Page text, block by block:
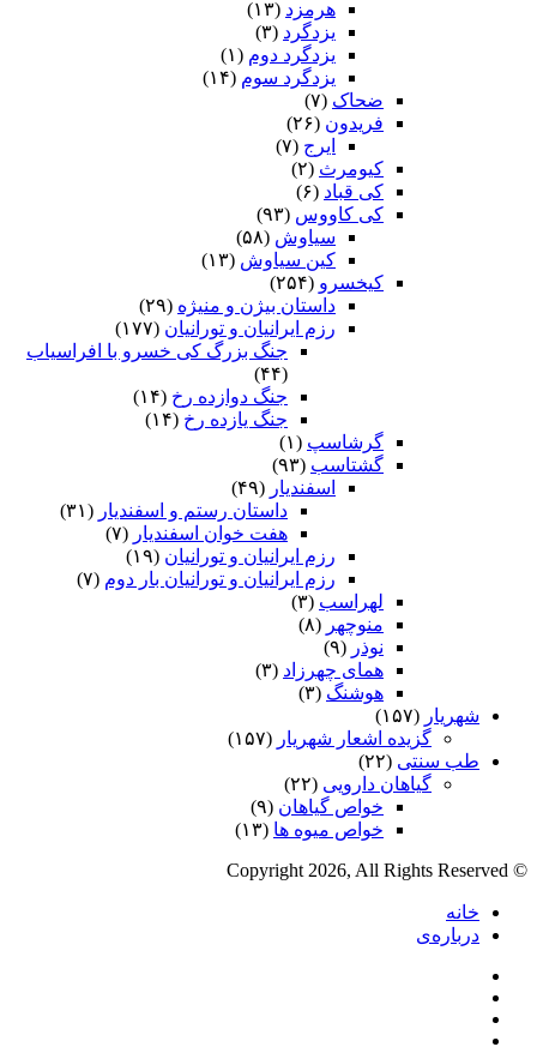
هرمزد (۱۳)
یزدگرد (۳)
یزدگرد دوم (۱)
یزدگرد سوم (۱۴)
ضحاک (۷)
فریدون (۲۶)
ایرج (۷)
کیومرث (۲)
کی قباد (۶)
کی کاووس (۹۳)
سیاوش (۵۸)
کین سیاوش (۱۳)
کیخسرو (۲۵۴)
داستان بیژن و منیژه (۲۹)
رزم ایرانیان و تورانیان (۱۷۷)
جنگ بزرگ کی خسرو با افراسیاب
(۴۴)
جنگ دوازده رخ (۱۴)
جنگ یازده رخ (۱۴)
گرشاسپ (۱)
گشتاسب (۹۳)
اسفندیار (۴۹)
داستان رستم و اسفندیار (۳۱)
هفت خوان اسفندیار (۷)
رزم ایرانیان و تورانیان (۱۹)
رزم ایرانیان و تورانیان بار دوم (۷)
لهراسب (۳)
منوچهر (۸)
نوذر (۹)
هماى چهرزاد (۳)
هوشنگ (۳)
شهریار (۱۵۷)
گزیده اشعار شهریار (۱۵۷)
طب سنتی (۲۲)
گیاهان دارویی (۲۲)
خواص گیاهان (۹)
خواص میوه ها (۱۳)
© Copyright 2026, All Rights Reserved
خانه
درباره‌ی